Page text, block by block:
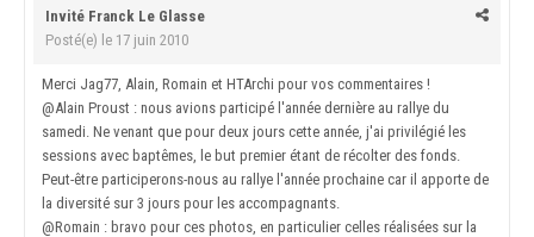
Invité Franck Le Glasse
Posté(e) le 17 juin 2010
Merci Jag77, Alain, Romain et HTArchi pour vos commentaires !
@Alain Proust : nous avions participé l'année dernière au rallye du
samedi. Ne venant que pour deux jours cette année, j'ai privilégié les
sessions avec baptêmes, le but premier étant de récolter des fonds.
Peut-être participerons-nous au rallye l'année prochaine car il apporte de
la diversité sur 3 jours pour les accompagnants.
@Romain : bravo pour ces photos, en particulier celles réalisées sur la